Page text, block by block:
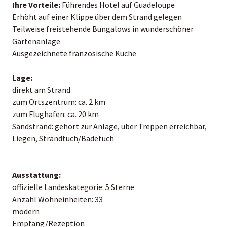
Ihre Vorteile: Führendes Hotel auf Guadeloupe
Erhöht auf einer Klippe über dem Strand gelegen
Teilweise freistehende Bungalows in wunderschöner
Gartenanlage
Ausgezeichnete französische Küche
Lage:
direkt am Strand
zum Ortszentrum: ca. 2 km
zum Flughafen: ca. 20 km
Sandstrand: gehört zur Anlage, über Treppen erreichbar,
Liegen, Strandtuch/Badetuch
Ausstattung:
offizielle Landeskategorie: 5 Sterne
Anzahl Wohneinheiten: 33
modern
Empfang/Rezeption